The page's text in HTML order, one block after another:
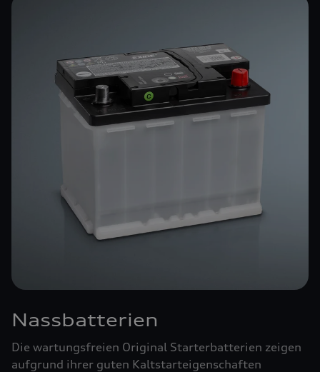
Nassbatterien
Die wartungsfreien Original Starterbatterien zeigen
aufgrund ihrer guten Kaltstarteigenschaften